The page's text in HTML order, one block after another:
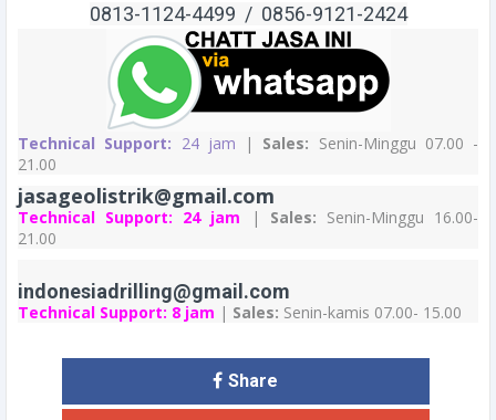
0813-1124-4499 / 0856-9121-2424
Technical Support: 24 jam | Sales: Senin-Minggu 07.00 -
21.00
jasageolistrik@gmail.com
Technical Support: 24 jam | Sales: Senin-Minggu 16.00-
21.00
indonesiadrilling@gmail.com
Technical Support: 8 jam | Sales: Senin-kamis 07.00- 15.00
Share